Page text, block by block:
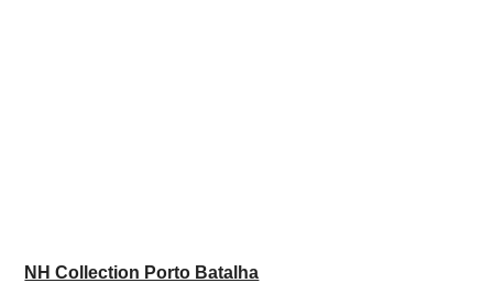
NH Collection Porto Batalha